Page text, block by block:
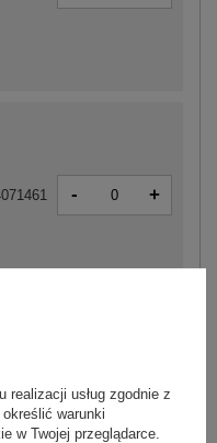
- +
- +
usług zgodnie z
określić warunki
w Twojej przeglądarce.